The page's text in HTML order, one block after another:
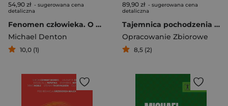
54,90 zł - sugerowana cena
detaliczna
Fenomen człowieka. O precyzyjnym dostrojeniu natury do istnienia ludzi
Michael Denton
10,0 (1)
89,90 zł - sugerowana cena
detaliczna
Tajemnica pochodzenia życia. Nieustające kontrowersje
Opracowanie Zbiorowe
8,5 (2)